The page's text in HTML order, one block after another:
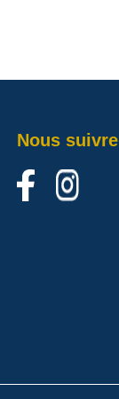
Nous suivre